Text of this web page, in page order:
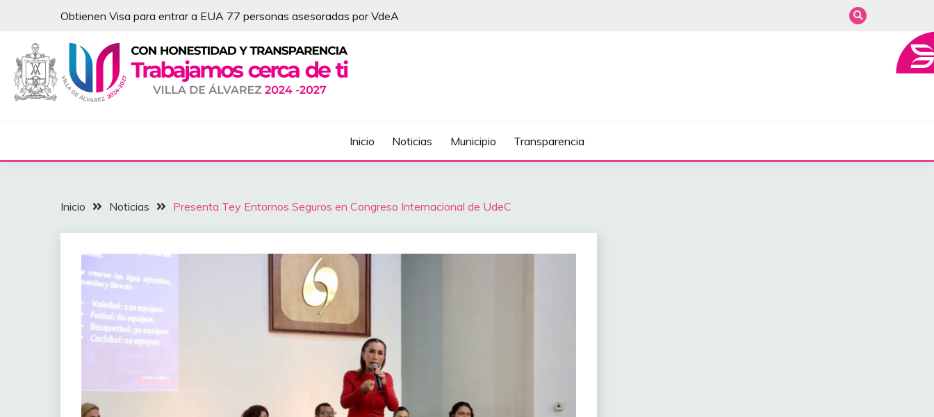
contenido
Obtienen Visa para entrar a EUA 77 personas asesoradas por VdeA
NOTICIAS – VILLA DEL ÁLVAREZ
Inicio Noticias Municipio Transparencia
Inicio Noticias Presenta Tey Entornos Seguros en Congreso Internacional de UdeC